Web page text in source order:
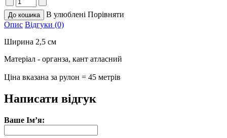
В улюблені Порівняти
Опис Відгуки (0)
Ширина 2,5 см
Матеріал - органза, кант атласний
Ціна вказана за рулон = 45 метрів
Написати відгук
Ваше Ім’я: